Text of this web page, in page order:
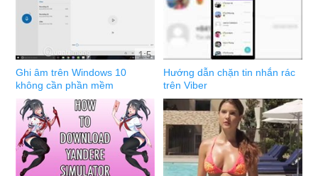
1:5
Ghi âm trên Windows 10
không cần phần mềm
Hướng dẫn chặn tin nhắn rác
trên Viber